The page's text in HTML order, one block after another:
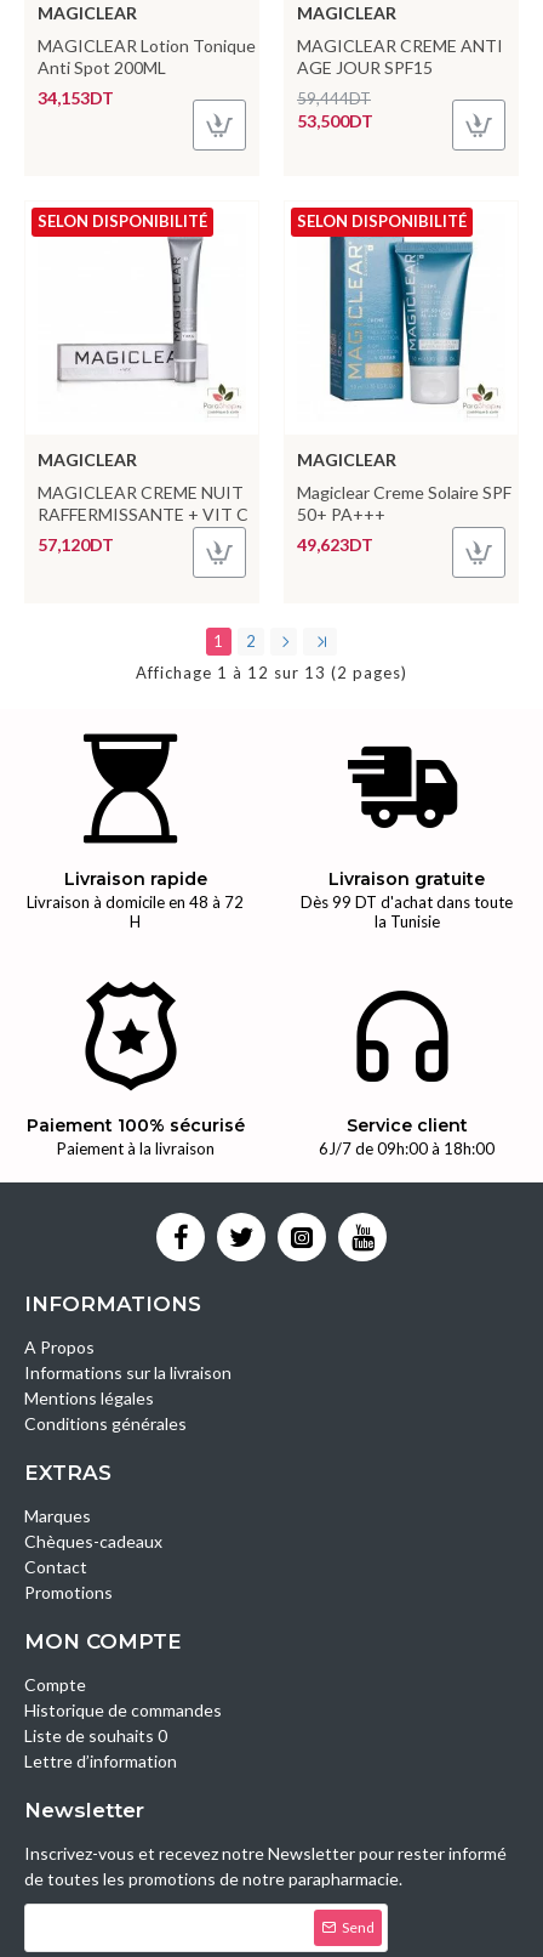
MAGICLEAR
MAGICLEAR Lotion Tonique
Anti Spot 200ML
34,153DT
MAGICLEAR
MAGICLEAR CREME ANTI
AGE JOUR SPF15
53,500DT
59,444DT
SELON DISPONIBILITÉ
MAGICLEAR
MAGICLEAR CREME NUIT
RAFFERMISSANTE + VIT C
57,120DT
SELON DISPONIBILITÉ
MAGICLEAR
Magiclear Creme Solaire SPF
50+ PA+++
49,623DT
1
2
Affichage 1 à 12 sur 13 (2 pages)
Livraison rapide
Livraison à domicile en 48 à 72
H
Livraison gratuite
Dès 99 DT d'achat dans toute
la Tunisie
Paiement 100% sécurisé
Paiement à la livraison
Service client
6J/7 de 09h:00 à 18h:00
INFORMATIONS
A Propos
Informations sur la livraison
Mentions légales
Conditions générales
EXTRAS
Marques
Chèques-cadeaux
Contact
Promotions
MON COMPTE
Compte
Historique de commandes
Liste de souhaits 0
Lettre d’information
Newsletter
Inscrivez-vous et recevez notre Newsletter pour rester informé
de toutes les promotions de notre parapharmacie.
Send